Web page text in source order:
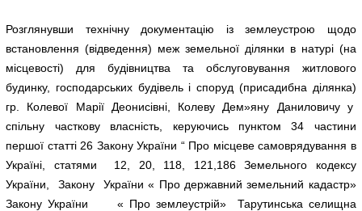
Розглянувши технічну документацію із землеустрою щодо
встановлення (відведення) меж земельної ділянки в натурі (на
місцевості) для будівництва та обслуговування житлового
будинку, господарських будівель і споруд (присадибна ділянка)
гр. Колевої Марії Деонисівні, Колеву Дем»яну Даниловичу у
спільну часткову власність, керуючись пунктом 34 частини
першої статті 26 Закону України “ Про місцеве самоврядування в
Україні, статями 12, 20, 118, 121,186 Земельного кодексу
України, Закону України « Про державний земельний кадастр»
Закону України « Про землеустрій» Тарутинська селищна